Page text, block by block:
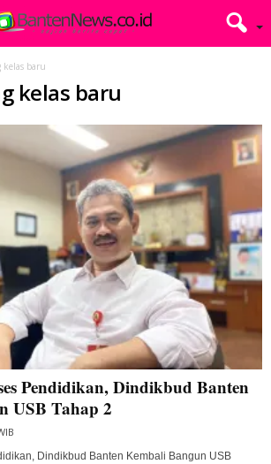
kelas baru
kelas baru
Pendidikan, Dindikbud Banten
USB Tahap 2
Dindikbud Banten Kembali Bangun USB